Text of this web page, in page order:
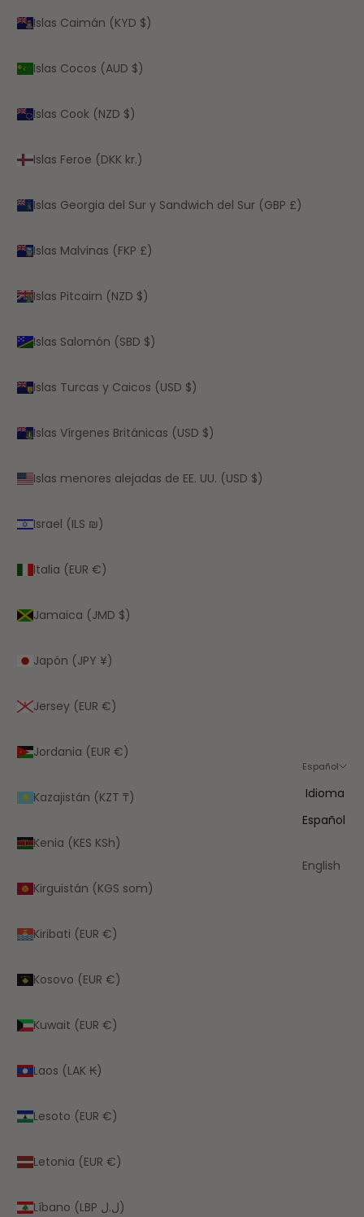
Islas Caimán (KYD $)
Islas Cocos (AUD $)
Islas Cook (NZD $)
Islas Feroe (DKK kr.)
Islas Georgia del Sur y Sandwich del Sur (GBP £)
Islas Malvinas (FKP £)
Islas Pitcairn (NZD $)
Islas Salomón (SBD $)
Islas Turcas y Caicos (USD $)
Islas Vírgenes Británicas (USD $)
Islas menores alejadas de EE. UU. (USD $)
Israel (ILS ₪)
Italia (EUR €)
Jamaica (JMD $)
Japón (JPY ¥)
Jersey (EUR €)
Jordania (EUR €)
Kazajistán (KZT ₸)
Kenia (KES KSh)
Kirguistán (KGS som)
Kiribati (EUR €)
Kosovo (EUR €)
Kuwait (EUR €)
Laos (LAK ₭)
Lesoto (EUR €)
Letonia (EUR €)
Líbano (LBP ل.ل)
Español
Idioma
Español
English